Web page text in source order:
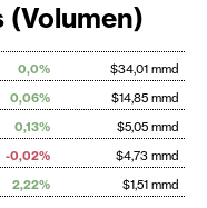
(Volumen)
0,0%
$34,01 mmd
0,06%
$14,85 mmd
0,13%
$5,05 mmd
-0,02%
$4,73 mmd
2,22%
$1,51 mmd